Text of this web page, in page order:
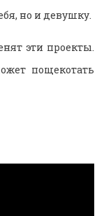
но и девушку.
эти проекты.
пощекотать